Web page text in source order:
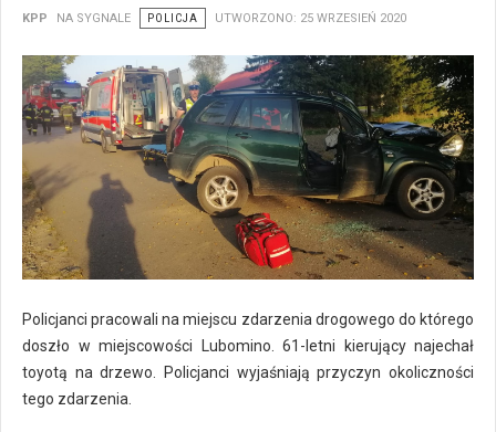
KPP NA SYGNALE POLICJA UTWORZONO: 25 WRZESIEŃ 2020
Policjanci pracowali na miejscu zdarzenia drogowego do którego
doszło w miejscowości Lubomino. 61-letni kierujący najechał
toyotą na drzewo. Policjanci wyjaśniają przyczyn okoliczności
tego zdarzenia.